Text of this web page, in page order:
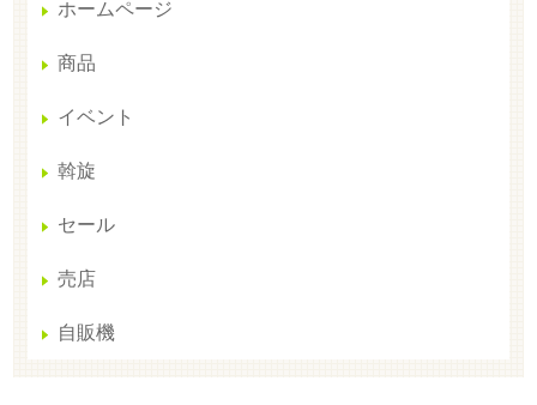
ホームページ
商品
イベント
斡旋
セール
売店
自販機